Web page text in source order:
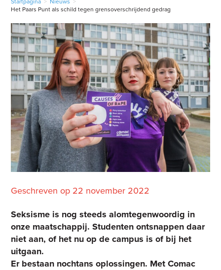
Startpagina > Nieuws >
Het Paars Punt als schild tegen grensoverschrijdend gedrag
Geschreven op 22 november 2022
Seksisme is nog steeds alomtegenwoordig in
onze maatschappij. Studenten ontsnappen daar
niet aan, of het nu op de campus is of bij het
uitgaan.
Er bestaan nochtans oplossingen. Met Comac